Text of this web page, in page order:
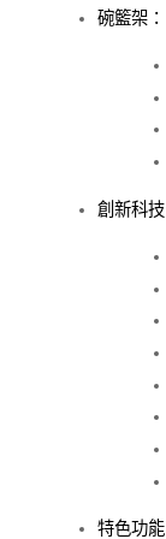
碗籃架：
創新科技
特色功能